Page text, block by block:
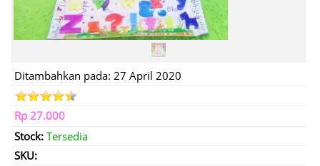
Ditambahkan pada: 27 April 2020
Rp 27.000
Stock: Tersedia
SKU: